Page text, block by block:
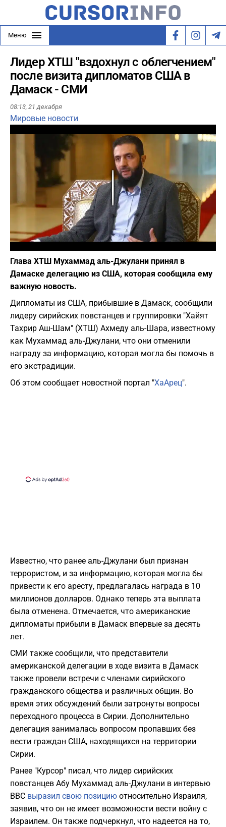
Меню
Лидер ХТШ "вздохнул с облегчением"
после визита дипломатов США в
Дамаск - СМИ
08:13, 21 декабря
Мировые новости
Play
Фото: скриншот из Youtube
Глава ХТШ Мухаммад аль-Джулани принял в
Дамаске делегацию из США, которая сообщила ему
важную новость.
Дипломаты из США, прибывшие в Дамаск, сообщили
лидеру сирийских повстанцев и группировки "Хайят
Тахрир Аш-Шам" (ХТШ) Ахмеду аль-Шара, известному
как Мухаммад аль-Джулани, что они отменили
награду за информацию, которая могла бы помочь в
его экстрадиции.
Об этом сообщает новостной портал "ХаАрец".
Известно, что ранее аль-Джулани был признан
террористом, и за информацию, которая могла бы
привести к его аресту, предлагалась награда в 10
миллионов долларов. Однако теперь эта выплата
была отменена. Отмечается, что американские
дипломаты прибыли в Дамаск впервые за десять
лет.
СМИ также сообщили, что представители
американской делегации в ходе визита в Дамаск
также провели встречи с членами сирийского
гражданского общества и различных общин. Во
время этих обсуждений были затронуты вопросы
переходного процесса в Сирии. Дополнительно
делегация занималась вопросом пропавших без
вести граждан США, находящихся на территории
Сирии.
Ранее "Курсор" писал, что лидер сирийских
повстанцев Абу Мухаммад аль-Джулани в интервью
BBC выразил свою позицию относительно Израиля,
заявив, что он не имеет возможности вести войну с
Израилем. Он также подчеркнул, что надеется на то,